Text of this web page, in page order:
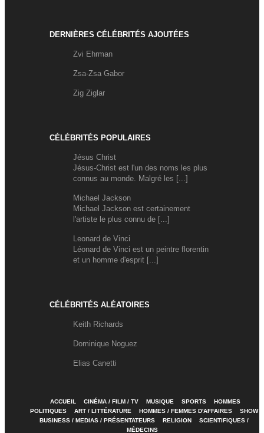
DERNIÈRES CÉLÉBRITÉS AJOUTÉES
Zvi Ehrman
Zsa-Zsa Gabor
Zig Ziglar
CÉLÉBRITÉS POPULAIRES
Jésus Christ
Jésus-Christ est l'un des noms les plus
connus au monde. Malgré les [...]
Michael Jackson
Michael Jackson est certainement
l'artiste le plus connu de [...]
Leonard de Vinci
Léonard de Vinci est un peintre florentin
et un homme d'esprit [...]
CÉLÉBRITÉS ALÉATOIRES
Keith Richards
Dominique Noguez
Elias Canetti
ACCUEIL CINÉMA / FILM / TV MUSIQUE SPORTS
HOMMES
POLITIQUES
ART / LITTÉRATURE HOMMES / FEMMES D'AFFAIRES
SHOW
BUSINESS / MEDIAS / PRÉSENTATEURS
RELIGION
SCIENTIFIQUES /
MÉDECINS